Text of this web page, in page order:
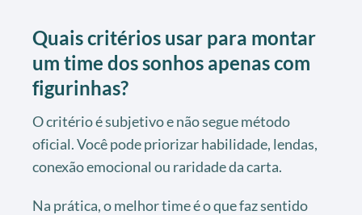
Quais critérios usar para montar
um time dos sonhos apenas com
figurinhas?
O critério é subjetivo e não segue método
oficial. Você pode priorizar habilidade, lendas,
conexão emocional ou raridade da carta.
Na prática, o melhor time é o que faz sentido